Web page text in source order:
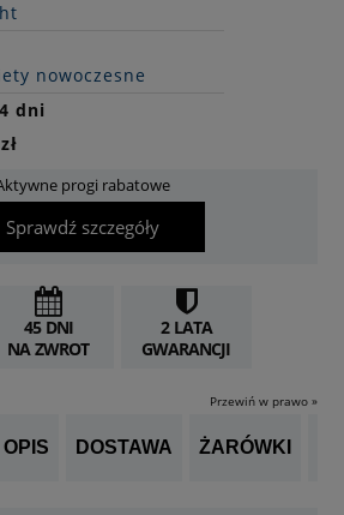
nowoczesne
dni
progi rabatowe
Sprawdź szczegóły
45 DNI
NA ZWROT
2 LATA
GWARANCJI
Przewiń w prawo »
OPIS DOSTAWA ŻARÓWKI